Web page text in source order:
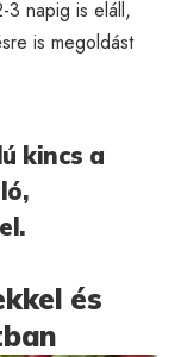
3 napig is eláll,
is megoldást
kincs a
és